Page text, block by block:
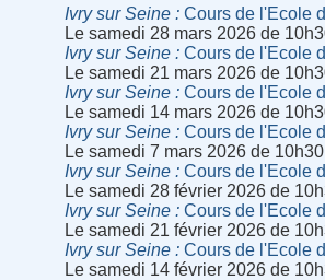
Ivry sur Seine
Cours de l'Ecole
Le samedi 28 mars 2026 de
Ivry sur Seine
Cours de l'Ecole
Le samedi 21 mars 2026 de
Ivry sur Seine
Cours de l'Ecole
Le samedi 14 mars 2026 de
Ivry sur Seine
Cours de l'Ecole
Le samedi 7 mars 2026 de
Ivry sur Seine
Cours de l'Ecole
Le samedi 28 février 2026 de
Ivry sur Seine
Cours de l'Ecole
Le samedi 21 février 2026 de
Ivry sur Seine
Cours de l'Ecole
Le samedi 14 février 2026 de